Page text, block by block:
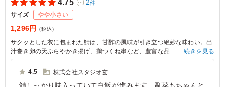
4.75 2件
サイズ やや小さい
1,296円 （税込）
サクッとした衣に包まれた鯖は、甘酢の風味が引き立つ絶妙な味わい。出
汁巻き卵の天ぷらやかき揚げ、鶏つくね串など、豊富な品々が彩るお弁当
は、ランチタイムを楽しく演出します。どんなシーンにもぴったりの美味
しさです。
続きを見る
4.5 株式会社スタジオ玄